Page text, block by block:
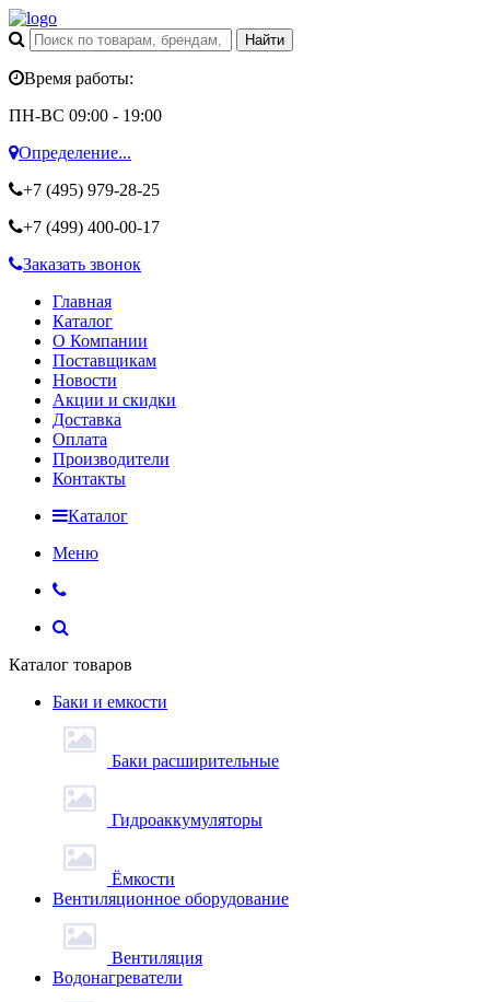
Время работы:
ПН-ВС 09:00 - 19:00
Определение...
+7 (495) 979-28-25
+7 (499) 400-00-17
Заказать звонок
Главная
Каталог
О Компании
Поставщикам
Новости
Акции и скидки
Доставка
Оплата
Производители
Контакты
Каталог
Меню
Каталог товаров
Баки и емкости
Баки расширительные
Гидроаккумуляторы
Ёмкости
Вентиляционное оборудование
Вентиляция
Водонагреватели